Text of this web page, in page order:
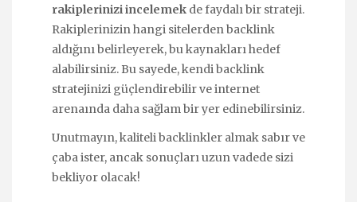
rakiplerinizi incelemek de faydalı bir strateji.
Rakiplerinizin hangi sitelerden backlink
aldığını belirleyerek, bu kaynakları hedef
alabilirsiniz. Bu sayede, kendi backlink
stratejinizi güçlendirebilir ve internet
arenaında daha sağlam bir yer edinebilirsiniz.
Unutmayın, kaliteli backlinkler almak sabır ve
çaba ister, ancak sonuçları uzun vadede sizi
bekliyor olacak!